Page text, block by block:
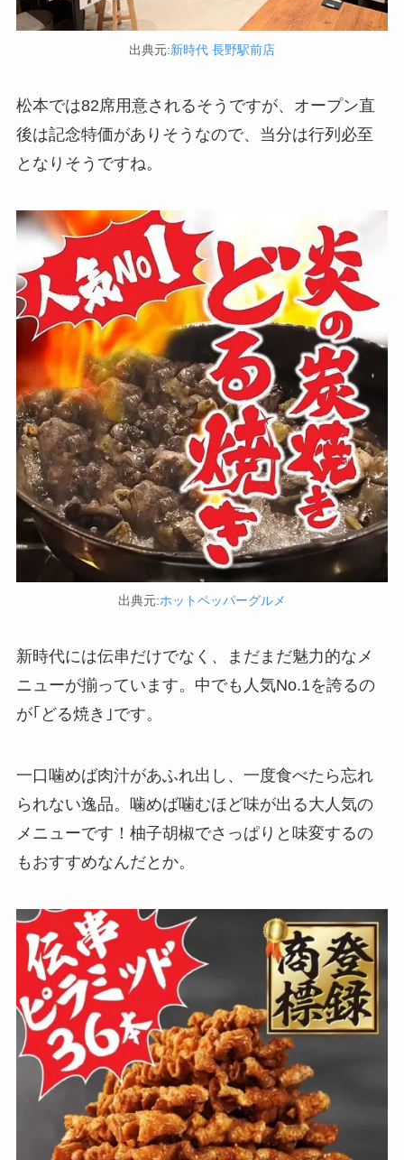
出典元:新時代 長野駅前店
松本では82席用意されるそうですが、オープン直
後は記念特価がありそうなので、当分は行列必至
となりそうですね。
出典元:ホットペッパーグルメ
新時代には伝串だけでなく、まだまだ魅力的なメ
ニューが揃っています。中でも人気No.1を誇るの
が｢どる焼き｣です。
一口噛めば肉汁があふれ出し、一度食べたら忘れ
られない逸品。噛めば噛むほど味が出る大人気の
メニューです！柚子胡椒でさっぱりと味変するの
もおすすめなんだとか。